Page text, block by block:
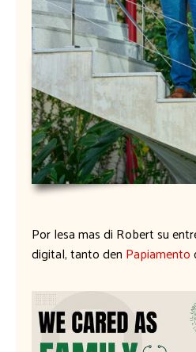
Por lesa mas di Robert su
digital, tanto den Papiamento